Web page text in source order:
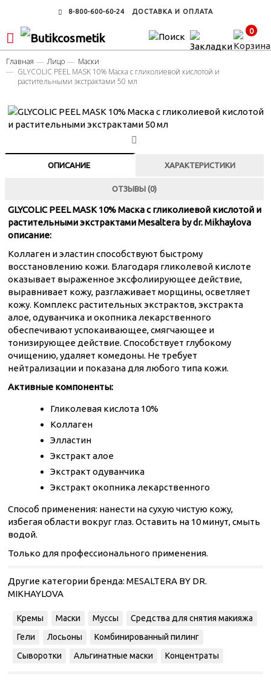
8-800-600-60-24 ДОСТАВКА И ОПЛАТА
0
Главная Лицо
Маски
GLYCOLIC PEEL MASK 10% Маска с гликолиевой кислотой и
растительными экстрактами 50 мл
ОПИСАНИЕ ХАРАКТЕРИСТИКИ
ОТЗЫВЫ (0)
GLYCOLIC PEEL MASK 10% Маска с гликолиевой кислотой и
растительными экстрактами Mesaltera by dr. Mikhaylova
описание:
Коллаген и эластин способствуют быстрому
восстановлению кожи. Благодаря гликолевой кислоте
оказывает выраженное эксфолиирующее действие,
выравнивает кожу, разглаживает морщины, осветляет
кожу. Комплекс растительных экстрактов, экстракта
алое, одуванчика и окопника лекарственного
обеспечивают успокаивающее, смягчающее и
тонизирующее действие. Способствует глубокому
очищению, удаляет комедоны. Не требует
нейтрализации и показана для любого типа кожи.
Активные компоненты:
Гликолевая кислота 10%
Коллаген
Элластин
Экстракт алое
Экстракт одуванчика
Экстракт окопника лекарственного
Способ применения: нанести на сухую чистую кожу,
избегая области вокруг глаз. Оставить на 10 минут, смыть
водой.
Только для профессионального применения.
Другие категории бренда: MESALTERA BY DR.
MIKHAYLOVA
Кремы Маски Муссы
Средства для снятия макияжа
Гели
Лосьоны
Комбинированный пилинг
Сыворотки
Альгинатные маски Концентраты